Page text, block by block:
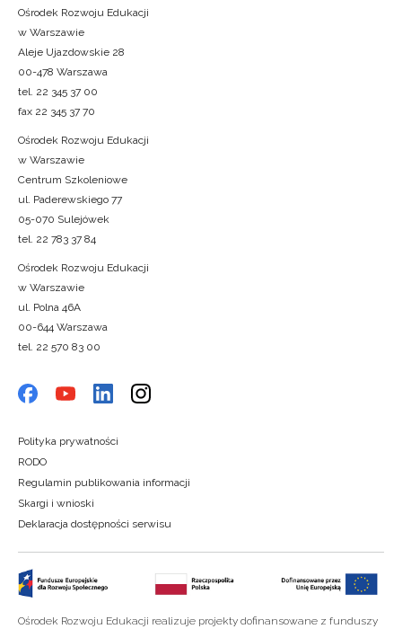
Ośrodek Rozwoju Edukacji
w Warszawie
Aleje Ujazdowskie 28
00-478 Warszawa
tel. 22 345 37 00
fax 22 345 37 70
Ośrodek Rozwoju Edukacji
w Warszawie
Centrum Szkoleniowe
ul. Paderewskiego 77
05-070 Sulejówek
tel. 22 783 37 84
Ośrodek Rozwoju Edukacji
w Warszawie
ul. Polna 46A
00-644 Warszawa
tel. 22 570 83 00
Polityka prywatności
RODO
Regulamin publikowania informacji
Skargi i wnioski
Deklaracja dostępności serwisu
Ośrodek Rozwoju Edukacji realizuje projekty dofinansowane z funduszy